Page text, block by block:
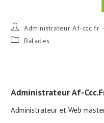
Auteur/autrice
de
la
Administrateur Af-ccc.fr
Post Balades
Administrateur Af-
Administrateur et Web